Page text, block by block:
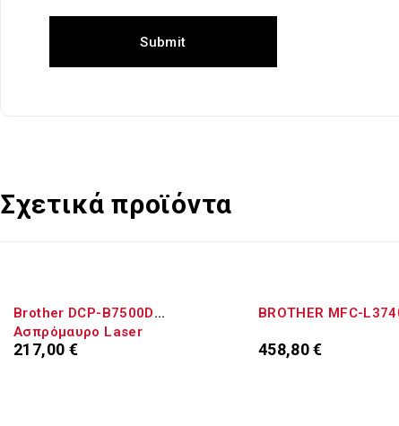
Σχετικά προϊόντα
Brother DCP-B7500D
Ασπρόμαυρο Laser
Πολυμηχάνημα
217,00 €
BROTHER MFC-
458,80€